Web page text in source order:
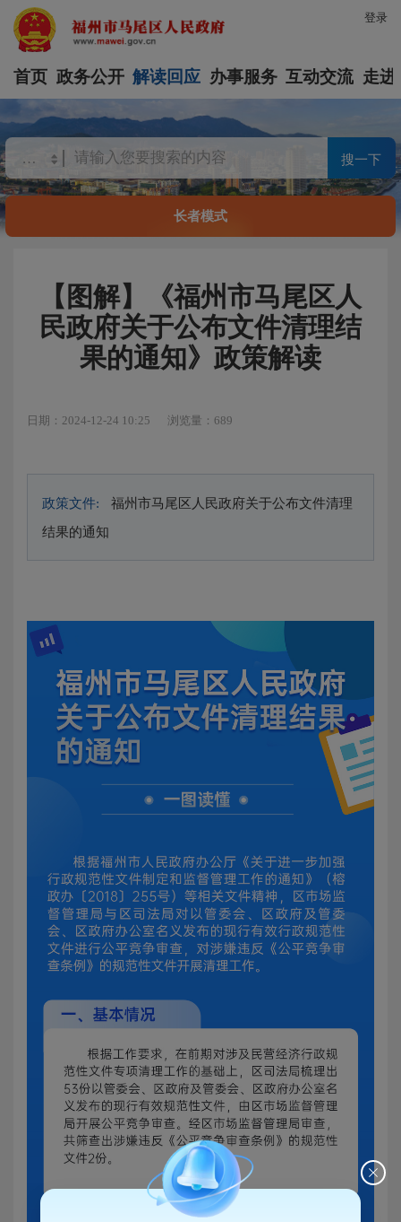
登录
首页 政务公开 解读回应 办事服务 互动交流 走进
搜一下
长者模式
【图解】《福州市马尾区人
民政府关于公布文件清理结
果的通知》政策解读
日期：2024-12-24 10:25 浏览量：689
政策文件:
福州市马尾区人民政府关于公布文件清理
结果的通知